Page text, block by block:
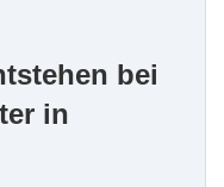
bei
in